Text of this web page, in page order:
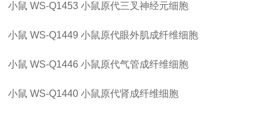
小鼠 WS-Q1453 小鼠原代三叉神经元细胞
小鼠 WS-Q1449 小鼠原代眼外肌成纤维细胞
小鼠 WS-Q1446 小鼠原代气管成纤维细胞
小鼠 WS-Q1440 小鼠原代肾成纤维细胞